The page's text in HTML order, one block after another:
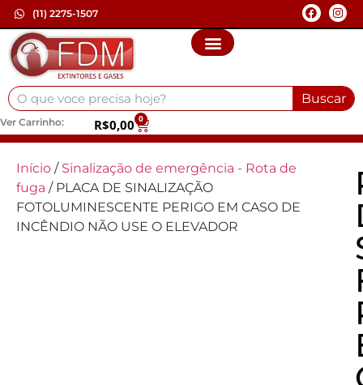
(11) 2275-1507
Buscar
Ver Carrinho: R$0,00 0
Início / Sinalização de emergência - Rota de
fuga / PLACA DE SINALIZAÇÃO
FOTOLUMINESCENTE PERIGO EM CASO DE
INCÊNDIO NÃO USE O ELEVADOR